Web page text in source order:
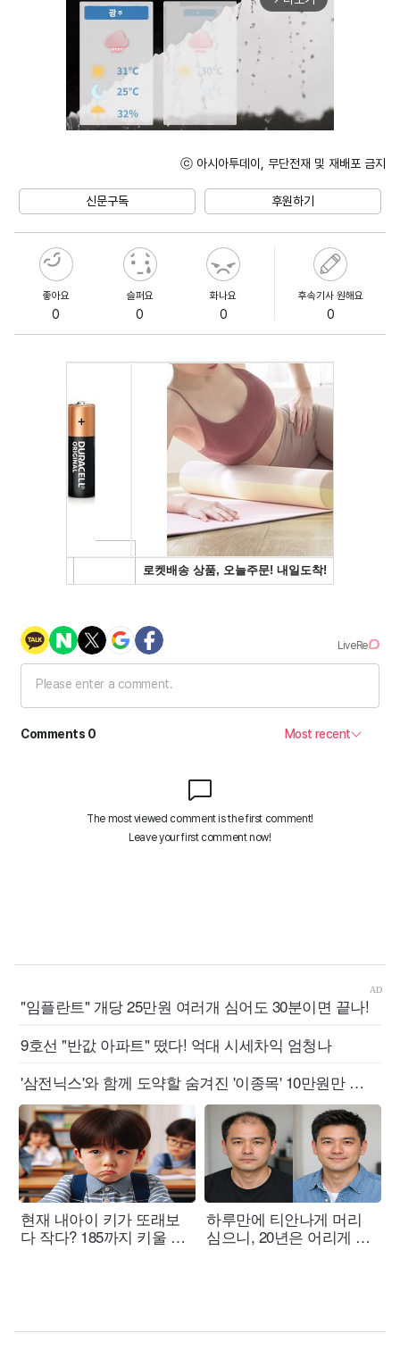
ⓒ 아시아투데이, 무단전재 및 재배포 금지
신문구독 후원하기
좋아요
0
슬퍼요
0
화나요
0
후속기사 원해요
0